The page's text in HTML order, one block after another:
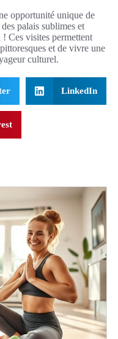
opportunité unique de
palais sublimes et
Ces visites permettent
et de vivre une
culturel.
LinkedIn